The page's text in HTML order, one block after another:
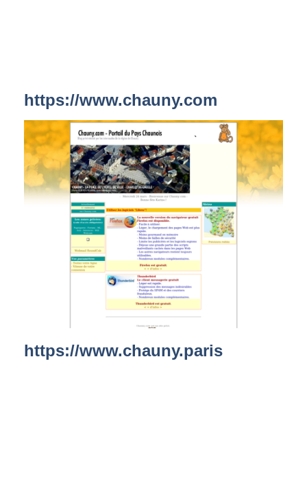
https://www.chauny.com
https://www.chauny.paris